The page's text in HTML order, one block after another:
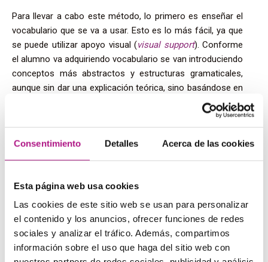
Consentimiento Detalles Acerca de las cookies
Esta página web usa cookies
Las cookies de este sitio web se usan para personalizar
el contenido y los anuncios, ofrecer funciones de redes
sociales y analizar el tráfico. Además, compartimos
información sobre el uso que haga del sitio web con
Para llevar a cabo este método, lo primero es enseñar el
vocabulario que se va a usar. Esto es lo más fácil, ya que
se puede utilizar apoyo visual (visual support). Conforme
el alumno va adquiriendo vocabulario se van introduciendo
conceptos más abstractos y estructuras gramaticales,
aunque sin dar una explicación teórica, sino basándose en
el uso. Se anima a los alumnos a preguntar las dudas que
tengan, aunque no es necesario, la adquisición del idioma
es natural.
distintas lenguas maternas. Al ser imposible comunicarse
comunicativo en inglés.
4. El método de la traducción –the